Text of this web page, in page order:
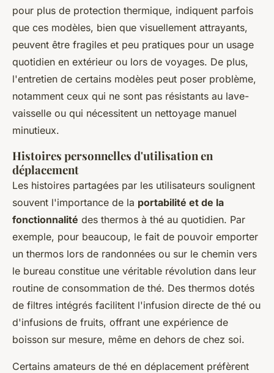
pour plus de protection thermique, indiquent parfois
que ces modèles, bien que visuellement attrayants,
peuvent être fragiles et peu pratiques pour un usage
quotidien en extérieur ou lors de voyages. De plus,
l'entretien de certains modèles peut poser problème,
notamment ceux qui ne sont pas résistants au lave-
vaisselle ou qui nécessitent un nettoyage manuel
minutieux.
Histoires personnelles d'utilisation en
déplacement
Les histoires partagées par les utilisateurs soulignent
souvent l'importance de la portabilité et de la
fonctionnalité des thermos à thé au quotidien. Par
exemple, pour beaucoup, le fait de pouvoir emporter
un thermos lors de randonnées ou sur le chemin vers
le bureau constitue une véritable révolution dans leur
routine de consommation de thé. Des thermos dotés
de filtres intégrés facilitent l'infusion directe de thé ou
d'infusions de fruits, offrant une expérience de
boisson sur mesure, même en dehors de chez soi.
Certains amateurs de thé en déplacement préfèrent